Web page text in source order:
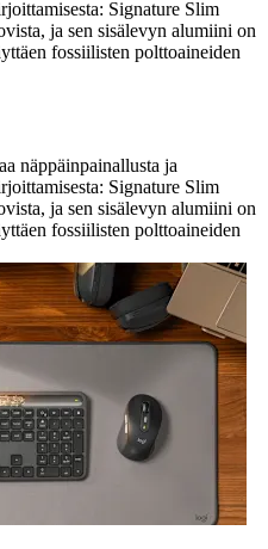
Signature Slim
ja sen sisälevyn alumiini on
fossiilisten polttoaineiden
näppäinpainallusta ja
Signature Slim
ja sen sisälevyn alumiini on
fossiilisten polttoaineiden